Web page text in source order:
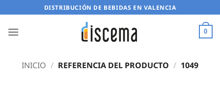
al
contenido
DISTRIBUCIÓN DE BEBIDAS EN VALENCIA
0
INICIO / REFERENCIA DEL PRODUCTO / 1049